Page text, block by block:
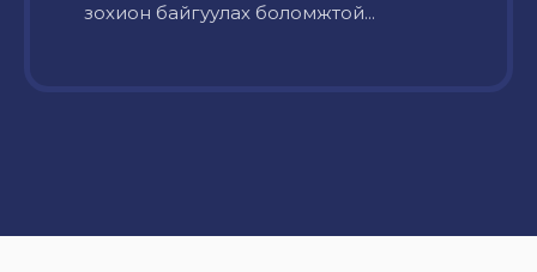
зохион байгуулах боломжтой...